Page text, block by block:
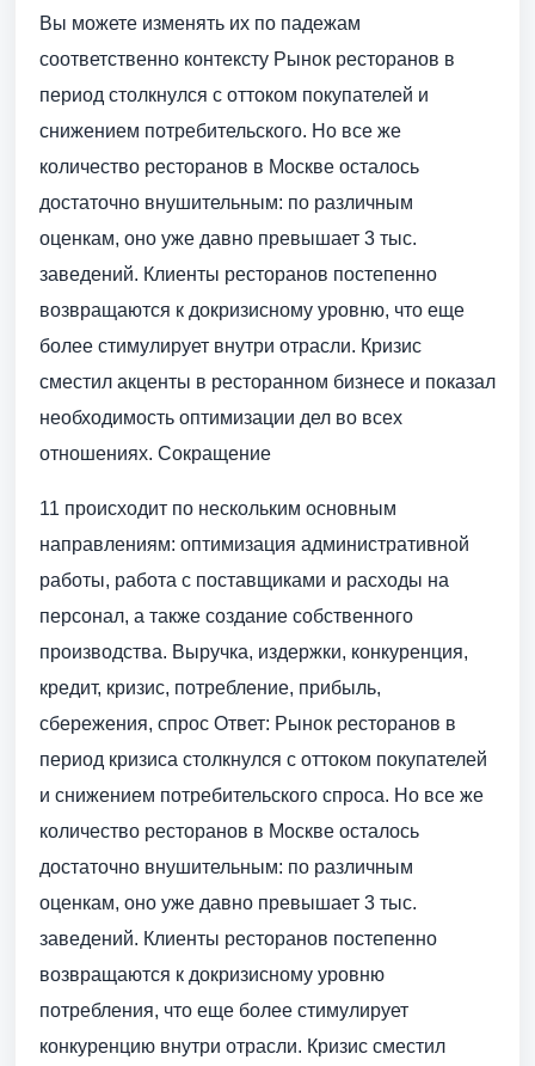
Вы можете изменять их по падежам
соответственно контексту Рынок ресторанов в
период столкнулся с оттоком покупателей и
снижением потребительского. Но все же
количество ресторанов в Москве осталось
достаточно внушительным: по различным
оценкам, оно уже давно превышает 3 тыс.
заведений. Клиенты ресторанов постепенно
возвращаются к докризисному уровню, что еще
более стимулирует внутри отрасли. Кризис
сместил акценты в ресторанном бизнесе и показал
необходимость оптимизации дел во всех
отношениях. Сокращение
11 происходит по нескольким основным
направлениям: оптимизация административной
работы, работа с поставщиками и расходы на
персонал, а также создание собственного
производства. Выручка, издержки, конкуренция,
кредит, кризис, потребление, прибыль,
сбережения, спрос Ответ: Рынок ресторанов в
период кризиса столкнулся с оттоком покупателей
и снижением потребительского спроса. Но все же
количество ресторанов в Москве осталось
достаточно внушительным: по различным
оценкам, оно уже давно превышает 3 тыс.
заведений. Клиенты ресторанов постепенно
возвращаются к докризисному уровню
потребления, что еще более стимулирует
конкуренцию внутри отрасли. Кризис сместил